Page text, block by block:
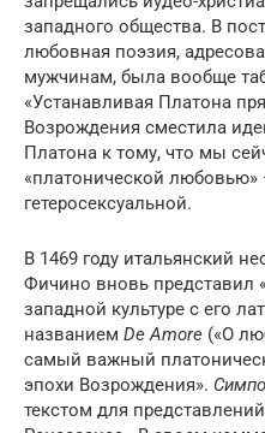
западного общества. В
любовная поэзия,
мужчинам, была вообще
«Устанавливая Платона
Возрождения сместила
Платона к тому, что мы
«платонической любовью»
гетеросексуальной.
В 1469 году итальянский
Фичино вновь представил «
западной культуре с его
названием De Amore («О
самый важный
эпохи Возрождения».
текстом для